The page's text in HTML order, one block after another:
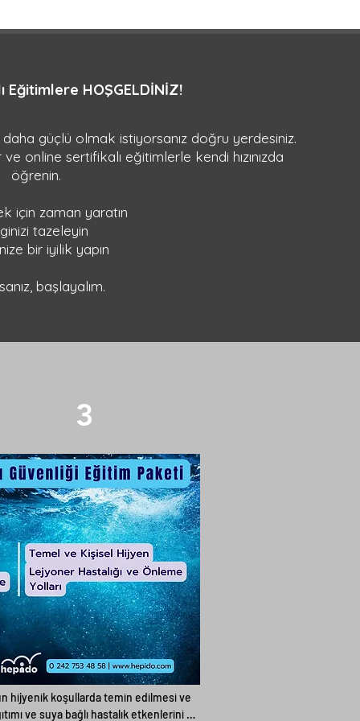
Eğitimlere HOŞGELDİNİZ!
güçlü olmak istiyorsanız doğru yerdesiniz.
online sertifikalı eğitimlerle kendi hızınızda
öğrenin.
için zaman yaratın
tazeleyin
bir iyilik yapın
başlayalım.
3
Service Name
hijyenik koşullarda temin edilmesi ve
ve suya bağlı hastalık etkenlerini